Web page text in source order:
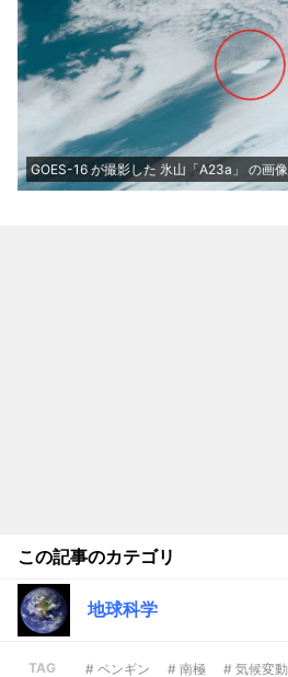
GOES-16 が撮影した 氷山「A23a」 の画
この記事のカテゴリ
地球科学
TAG # ペンギン # 南極 # 気候変動